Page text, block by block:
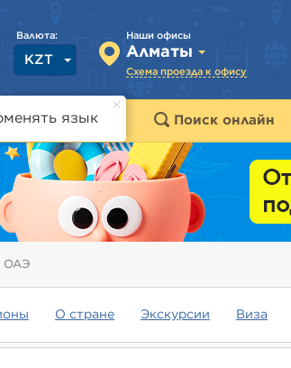
Наши офисы
Алматы
Схема проезда к офису
Валюта:
KZT
язык
туры Поиск онлайн
ОАЭ
О стране Экскурсии Виза